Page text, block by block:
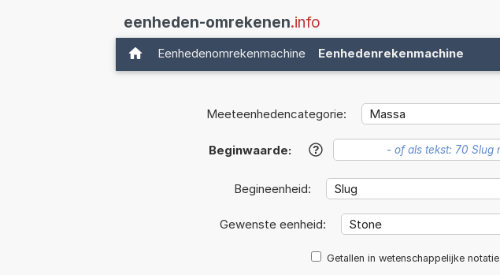
eenheden-omrekenen.info
Eenhedenomrekenmachine Eenhedenrekenmachine
Meeteenhedencategorie:
Beginwaarde: ?
Begineenheid:
Gewenste eenheid:
Getallen in wetenschappelijke notatie